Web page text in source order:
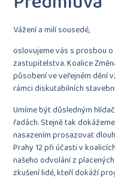
Vážení a milí sousedé,
oslovujeme vás s prosbou
zastupitelstva. Koalice
působení ve veřejném dění
rámci diskutabilních
Umíme být důsledným
řadách. Stejně tak
nasazením prosazovat
Prahy 12 při účasti v
našeho odvolání z
zkušení lidé, kteří dokáží